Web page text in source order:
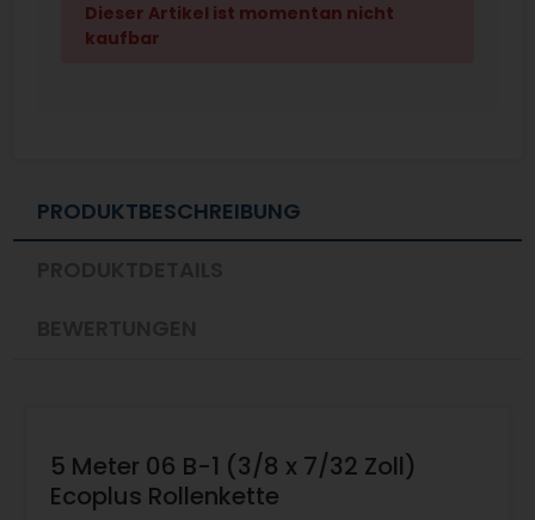
Dieser Artikel ist momentan nicht
kaufbar
PRODUKTBESCHREIBUNG
5 Meter 06 B-1 (3/8 x 7/32 Zoll)
Ecoplus Rollenkette